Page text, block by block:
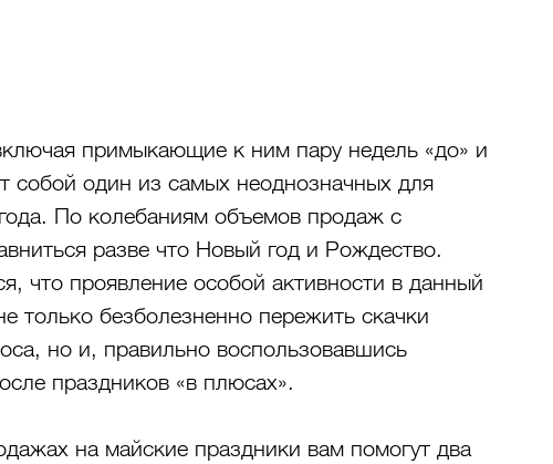
примыкающие к ним пару недель «до» и
собой один из самых неоднозначных для
По колебаниям объемов продаж с
разве что Новый год и Рождество.
что проявление особой активности в данный
только безболезненно пережить скачки
но и, правильно воспользовавшись
праздников «в плюсах».
на майские праздники вам помогут два